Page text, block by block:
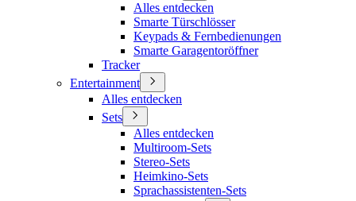
Alles entdecken
Smarte Türschlösser
Keypads & Fernbedienungen
Smarte Garagentoröffner
Tracker
Entertainment
Alles entdecken
Sets
Alles entdecken
Multiroom-Sets
Stereo-Sets
Heimkino-Sets
Sprachassistenten-Sets